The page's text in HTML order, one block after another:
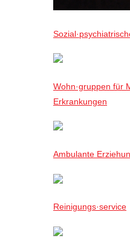
Wohn·gruppen für
Erkrankungen
Ambulante
Reinigungs·service